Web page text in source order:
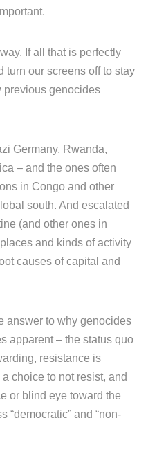
If all that is perfectly
turn our screens off to stay
previous genocides
Germany, Rwanda,
– and the ones often
in Congo and other
south. And escalated
(and other ones in
and kinds of activity
causes of capital and
answer to why genocides
apparent – the status quo
resistance is
choice to not resist, and
or blind eye toward the
“democratic” and “non-